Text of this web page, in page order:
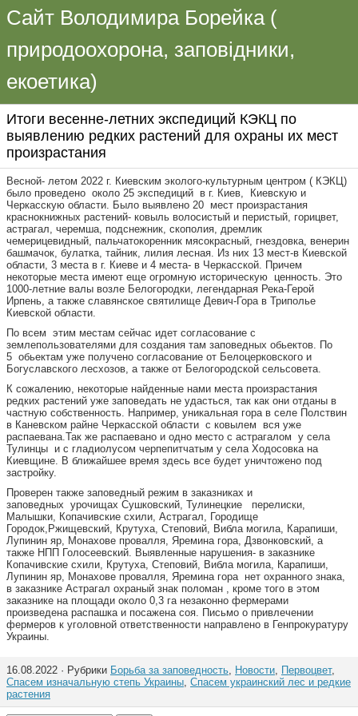
Сайт Володимира Борейка (
природоохорона, заповідники,
екоетика)
Итоги весенне-летних экспедиций КЭКЦ по
выявлению редких растений для охраны их мест
произрастания
Весной- летом 2022 г. Киевским эколого-культурным центром ( КЭКЦ)
было проведено около 25 экспедиций в г. Киев, Киевскую и
Черкасскую области. Было выявлено 20 мест произрастания
краснокнижных растений- ковыль волосистый и перистый, горицвет,
астрагал, черемша, подснежник, скополия, дремлик
чемерицевидный, пальчатокоренник мясокрасный, гнездовка, венерин
башмачок, булатка, тайник, лилия лесная. Из них 13 мест-в Киевской
области, 3 места в г. Киеве и 4 места- в Черкасской. Причем
некоторые места имеют еще огромную историческую ценность. Это
1000-летние валы возле Белогородки, легендарная Река-Герой
Ирпень, а также славянское святилище Девич-Гора в Триполье
Киевской области.
По всем этим местам сейчас идет согласование с
землепользователями для создания там заповедных обьектов. По
5 обьектам уже получено согласование от Белоцерковского и
Богуславского лесхозов, а также от Белогородской сельсовета.
К сожалению, некоторые найденные нами места произрастания
редких растений уже заповедать не удасться, так как они отданы в
частную собственность. Например, уникальная гора в селе Полствин
в Каневском райне Черкасской области с ковылем вся уже
распаевана.Так же распаевано и одно место с астрагалом у села
Тулинцы и с гладиолусом черпепитчатым у села Ходосовка на
Киевщине. В ближайшее время здесь все будет уничтожено под
застройку.
Проверен также заповедный режим в заказниках и
заповедных урочищах Сушковский, Тулинецкие перелиски,
Малышки, Копачивские схили, Астрагал, Городище
Городок,Ржищевский, Крутуха, Степовий, Вибла могила, Карапиши,
Лупинин яр, Монахове провалля, Яремина гора, Дзвонковский, а
также НПП Голосеевский. Выявленные нарушения- в заказнике
Копачивские схили, Крутуха, Степовий, Вибла могила, Карапиши,
Лупинин яр, Монахове провалля, Яремина гора нет охранного знака,
в заказнике Астрагал охраный знак поломан , кроме того в этом
заказнике на площади около 0,3 га незаконно фермерами
произведена распашка и посажена соя. Письмо о привлечении
фермеров к уголовной ответственности направлено в Генпрокуратуру
Украины.
16.08.2022 · Рубрики Борьба за заповедность, Новости, Первоцвет,
Спасем изначальную степь Украины, Спасем украинский лес и редкие
растения